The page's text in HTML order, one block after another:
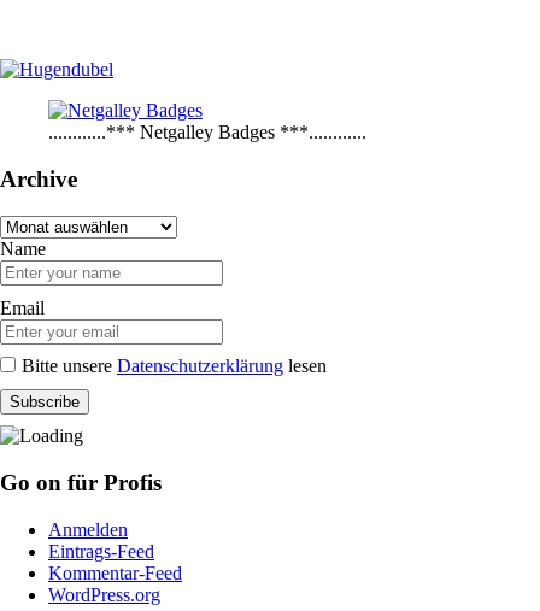
............*** Netgalley Badges ***............
Archive
Archive
Name
Email
Bitte unsere Datenschutzerklärung lesen
Go on für Profis
Anmelden
Eintrags-Feed
Kommentar-Feed
WordPress.org